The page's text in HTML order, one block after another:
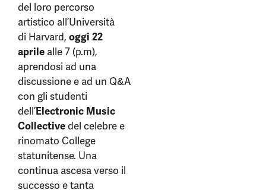
del loro percorso
artistico all’Università
di Harvard, oggi 22
aprile alle 7 (p.m),
aprendosi ad una
discussione e ad un Q&A
con gli studenti
dell’Electronic Music
Collectivedel celebre e
rinomato College
statunitense. Una
continua ascesa verso il
successo e tanta